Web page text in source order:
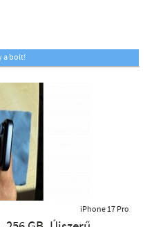
a bolt!
iPhone 17 Pro